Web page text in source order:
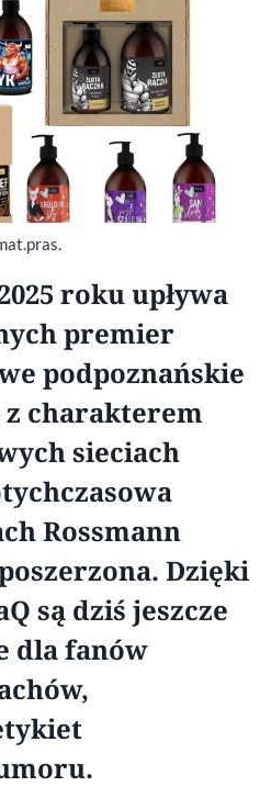
roku upływa
premier
podpoznańskie
charakterem
sieciach
Rossmann
Dzięki
są dziś jeszcze
dla fanów